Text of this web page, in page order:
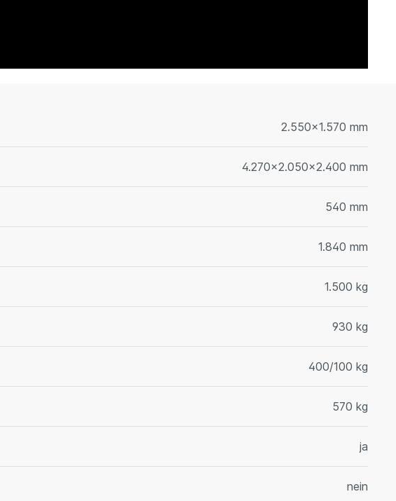
2.550x1.570 mm
4.270x2.050x2.400 mm
540 mm
1.840 mm
1.500 kg
930 kg
400/100 kg
570 kg
ja
nein